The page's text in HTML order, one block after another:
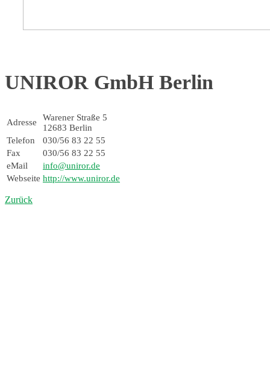
UNIROR GmbH Berlin
Adresse
Warener Straße 5
12683 Berlin
Telefon
030/56 83 22 55
Fax
030/56 83 22 55
eMail
info@uniror.de
Webseite http://www.uniror.de
Zurück